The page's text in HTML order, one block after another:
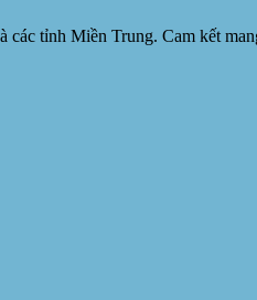
các tỉnh Miền Trung. Cam kết